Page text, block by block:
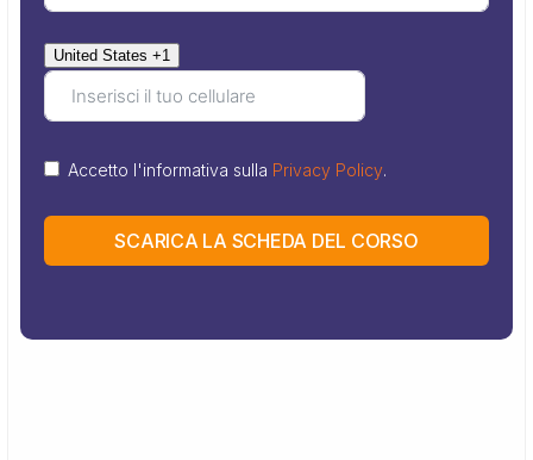
United States +1
Accetto l'informativa sulla Privacy Policy.
SCARICA LA SCHEDA DEL CORSO